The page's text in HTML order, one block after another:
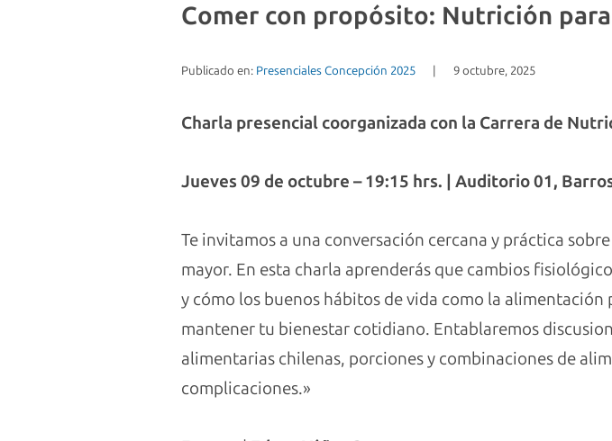
Comer con propósito: Nutrición
Publicado en: Presenciales Concepción 2025 9 octubre, 2025
Charla presencial coorganizada con la Carrera de
Jueves 09 de octubre – 19:15 hrs. | Auditorio 01,
Te invitamos a una conversación cercana y práctica
mayor. En esta charla aprenderás que cambios
y cómo los buenos hábitos de vida como la
mantener tu bienestar cotidiano. Entablaremos
alimentarias chilenas, porciones y combinaciones de
complicaciones.»